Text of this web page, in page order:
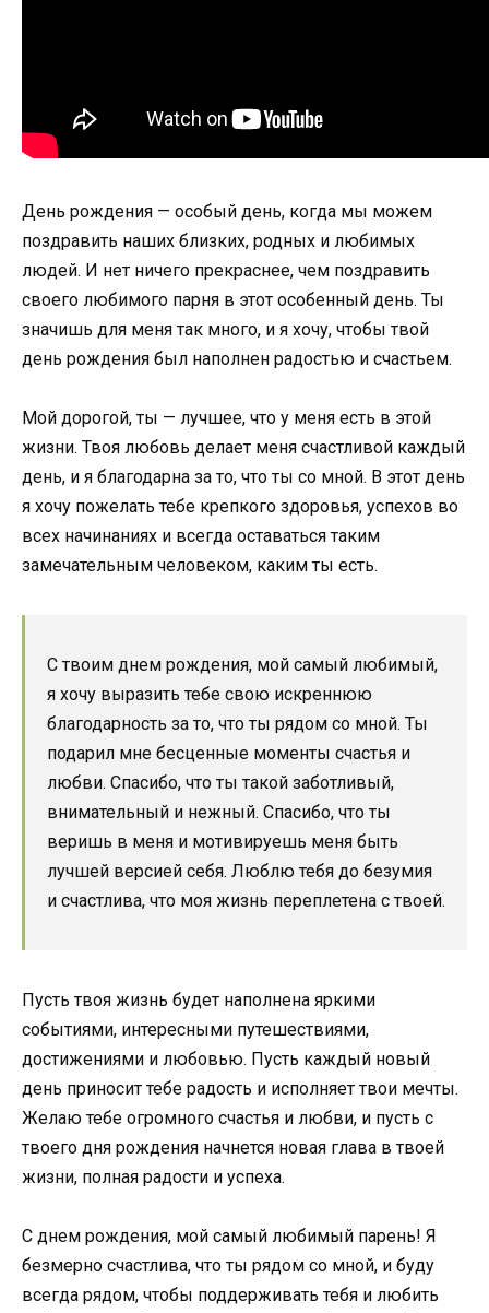
День рождения — особый день, когда мы можем
поздравить наших близких, родных и любимых
людей. И нет ничего прекраснее, чем поздравить
своего любимого парня в этот особенный день. Ты
значишь для меня так много, и я хочу, чтобы твой
день рождения был наполнен радостью и счастьем.
Мой дорогой, ты — лучшее, что у меня есть в этой
жизни. Твоя любовь делает меня счастливой каждый
день, и я благодарна за то, что ты со мной. В этот день
я хочу пожелать тебе крепкого здоровья, успехов во
всех начинаниях и всегда оставаться таким
замечательным человеком, каким ты есть.
С твоим днем рождения, мой самый любимый,
я хочу выразить тебе свою искреннюю
благодарность за то, что ты рядом со мной. Ты
подарил мне бесценные моменты счастья и
любви. Спасибо, что ты такой заботливый,
внимательный и нежный. Спасибо, что ты
веришь в меня и мотивируешь меня быть
лучшей версией себя. Люблю тебя до безумия
и счастлива, что моя жизнь переплетена с твоей.
Пусть твоя жизнь будет наполнена яркими
событиями, интересными путешествиями,
достижениями и любовью. Пусть каждый новый
день приносит тебе радость и исполняет твои мечты.
Желаю тебе огромного счастья и любви, и пусть с
твоего дня рождения начнется новая глава в твоей
жизни, полная радости и успеха.
С днем рождения, мой самый любимый парень! Я
безмерно счастлива, что ты рядом со мной, и буду
всегда рядом, чтобы поддерживать тебя и любить